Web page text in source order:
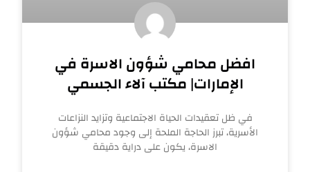
افضل محامي شؤون الاسرة في
الإمارات| مكتب آلاء الجسمي
في ظل تعقيدات الحياة الاجتماعية وتزايد النزاعات
الأسرية، تبرز الحاجة الملحة إلى وجود محامي شؤون
الاسرة، يكون على دراية دقيقة